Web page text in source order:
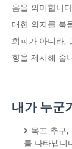
음을 의미합니
대한 의지를 북
회피가 아니라,
향을 제시해 줍
내가 누군
목표 추구,
를 나타냅니